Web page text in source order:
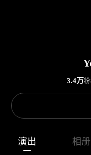
3.4万粉
演出 相册